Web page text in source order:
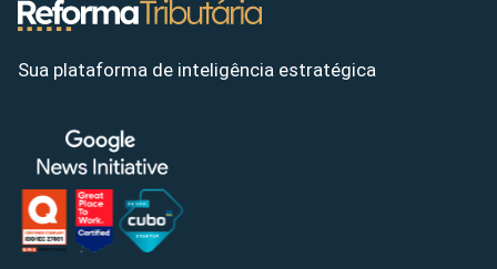
Sua plataforma de inteligência estratégica